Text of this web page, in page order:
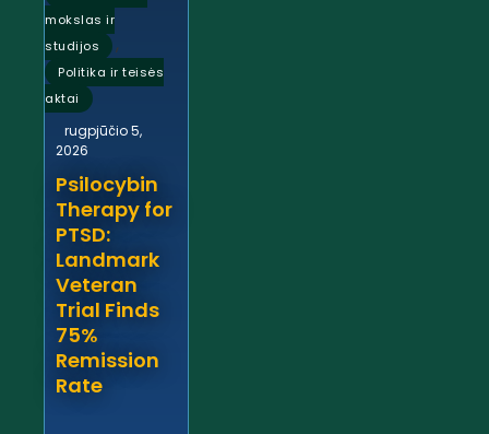
mokslas ir
studijos
,
Politika ir teisės
aktai
rugpjūčio 5,
2026
Psilocybin
Therapy for
PTSD:
Landmark
Veteran
Trial Finds
75%
Remission
Rate